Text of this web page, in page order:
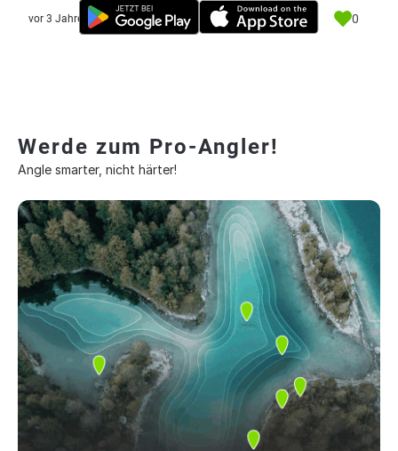
vor 3 Jahre 0
Werde zum Pro-Angler!
Angle smarter, nicht härter!